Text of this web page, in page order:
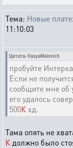
Тема: Новые
11:10:03
Цитата: VasyaMalevich
пробуйте
Если не
сообщите мне об
его удалось
500К хд.
Тама опять не
К должно было